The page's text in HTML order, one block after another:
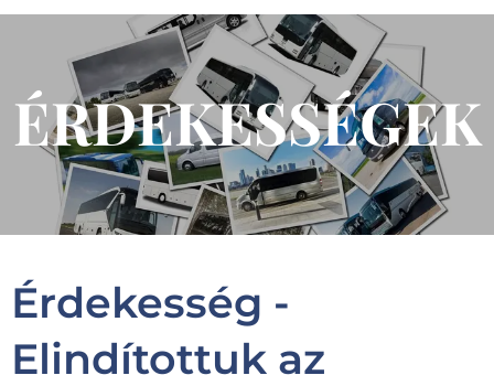
ÉRDEKESSÉGEK
Érdekesség -
Elindítottuk az